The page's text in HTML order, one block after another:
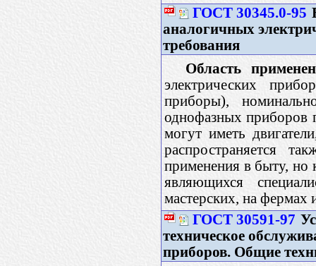
ГОСТ 30345.0-95
аналогичных
требования
Область
электрических
приборы),
однофазных приборов
могут иметь
распространяется
применения в быту, но
являющихся
мастерских, на фермах
ГОСТ 30591-97
техническое
приборов. Общие